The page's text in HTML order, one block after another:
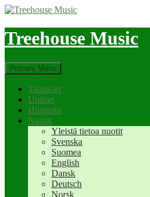
Skip
content
Treehouse Music
Search
Primary Menu
Tilaukset
Uutiset
Hinnasto
Nuotit
Yleistä tietoa nuotit
Svenska
Suomea
English
Dansk
Deutsch
Norsk